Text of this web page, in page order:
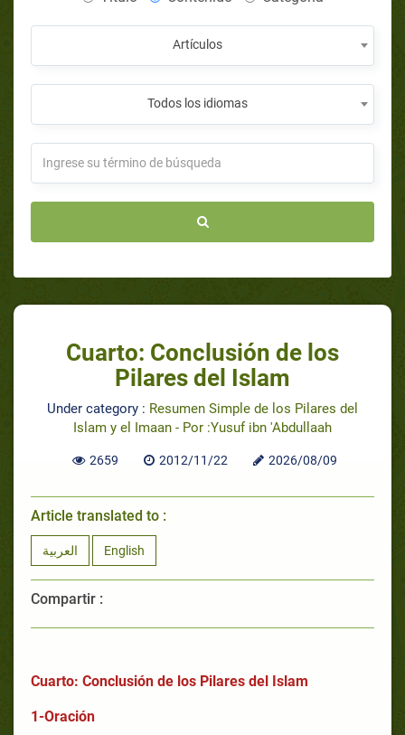
Artículos
Todos los idiomas
Cuarto: Conclusión de los
Pilares del Islam
Under category : Resumen Simple de los Pilares del
Islam y el Imaan - Por :Yusuf ibn 'Abdullaah
2659 2012/11/22 2026/08/09
Article translated to :
العربية English
Compartir :
Cuarto: Conclusión de los Pilares del Islam
1-Oración